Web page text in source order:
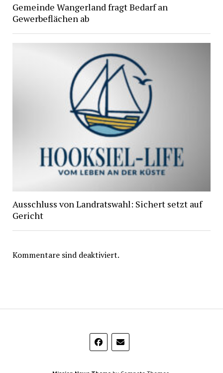
Gemeinde Wangerland fragt Bedarf an
Gewerbeflächen ab
Ausschluss von Landratswahl: Sichert setzt auf
Gericht
Kommentare sind deaktiviert.